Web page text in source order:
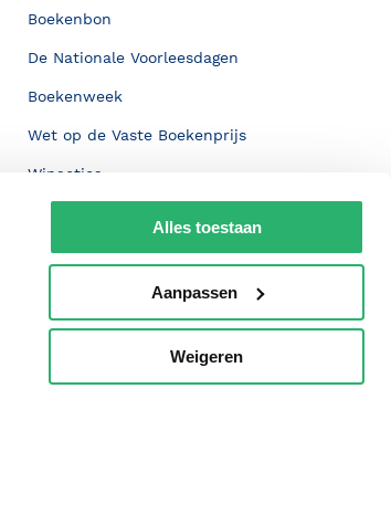
Alles toestaan
Aanpassen
Weigeren
Boekenbon
De Nationale Voorleesdagen
Boekenweek
Wet op de Vaste Boekenprijs
Winacties